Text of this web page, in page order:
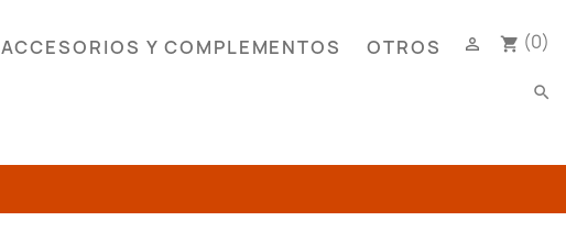
ACCESORIOS Y COMPLEMENTOS OTROS shopping_cart (0)

search